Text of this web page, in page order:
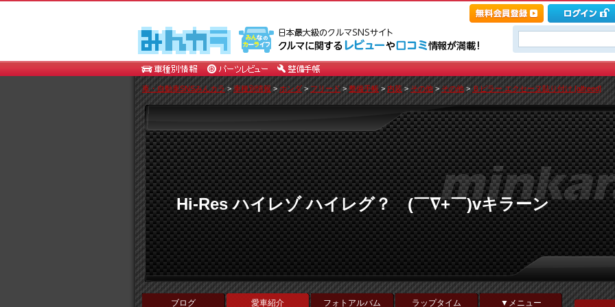
車・自動車SNSみんカラ>車種別情報 >ホンダ>フリード>整備手帳>内装>その他>その他>Ｂピラー エクセーヌ貼り付け [alfreed]
Hi-Res ハイレゾ ハイレグ？ (￣∇+￣)vキラーン
ブログ 愛車紹介 フォトアルバム ラップタイム ▼メニュー